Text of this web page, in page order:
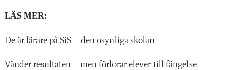
LÄS MER:
De är lärare på SiS – den osynliga skolan
Vänder resultaten – men förlorar elever till fängelse